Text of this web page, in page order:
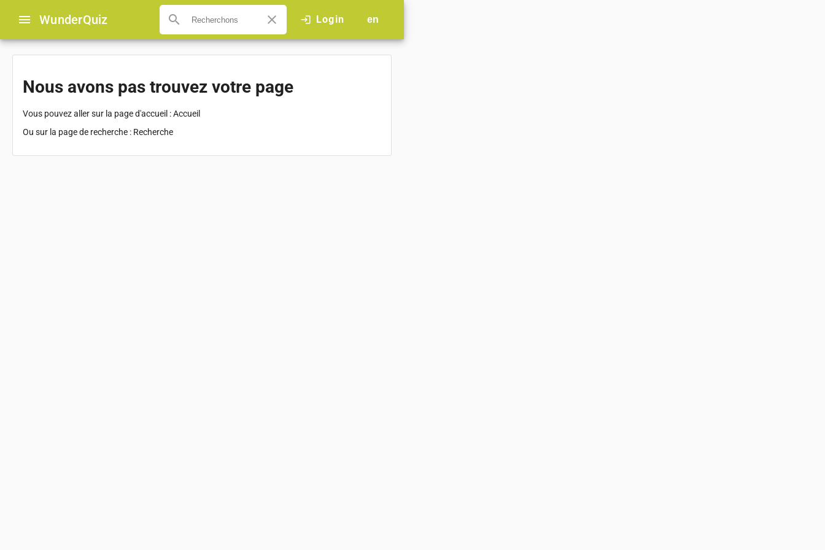
menu WunderQuiz search close login Login en
Nous avons pas trouvez votre page
Vous pouvez aller sur la page d'accueil :Accueil
Ou sur la page de recherche : Recherche